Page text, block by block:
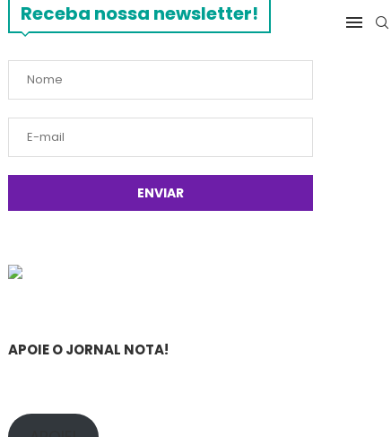
Receba nossa newsletter!
APOIE O JORNAL NOTA!